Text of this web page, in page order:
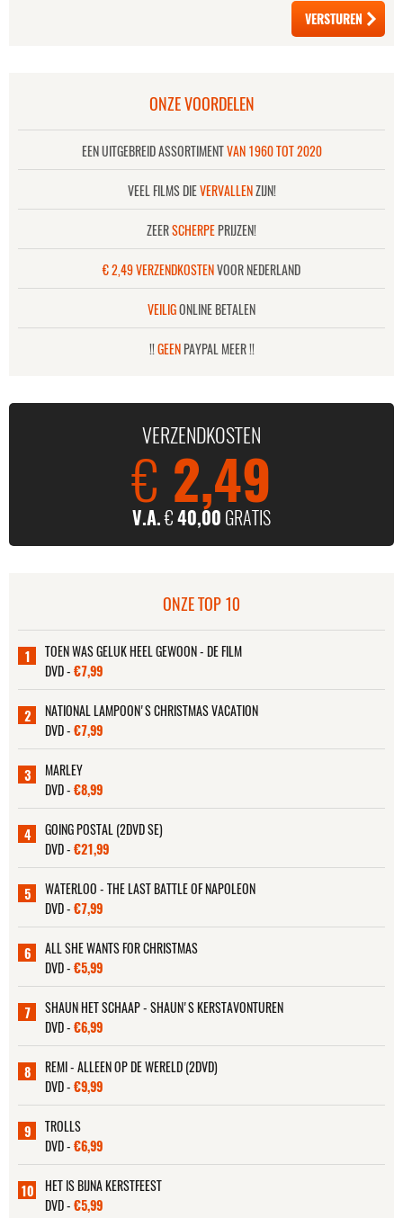
ONZE VOORDELEN
EEN UITGEBREID ASSORTIMENTVAN 1960 TOT 2020
VEEL FILMS DIEVERVALLENZIJN!
ZEERSCHERPEPRIJZEN!
€ 2,49 VERZENDKOSTENVOOR NEDERLAND
VEILIGONLINE BETALEN
!!GEENPAYPAL MEER !!
VERZENDKOSTEN
€ 2,49
V.A.€40,00 GRATIS
ONZE TOP 10
1
TOEN WAS GELUK HEEL GEWOON - DE FILM
DVD -€7,99
2
NATIONAL LAMPOON'S CHRISTMAS VACATION
DVD -€7,99
3
MARLEY
DVD -€8,99
4
GOING POSTAL (2DVD SE)
DVD -€21,99
5
WATERLOO - THE LAST BATTLE OF NAPOLEON
DVD -€7,99
6
ALL SHE WANTS FOR CHRISTMAS
DVD -€5,99
7
SHAUN HET SCHAAP - SHAUN'S KERSTAVONTUREN
DVD -€6,99
8
REMI - ALLEEN OP DE WERELD (2DVD)
DVD -€9,99
9
TROLLS
DVD -€6,99
10
HET IS BIJNA KERSTFEEST
DVD -€5,99